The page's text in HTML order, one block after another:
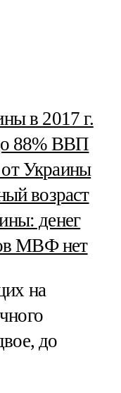
в 2017 г.
88% ВВП
Украины
возраст
денег
МВФ нет
на
до